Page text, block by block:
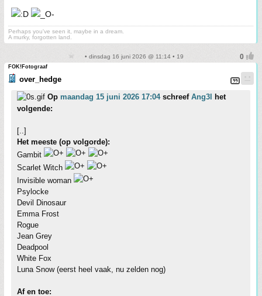
Perhaps you've seen it, maybe in a dream.
A murky, forgotten land.
• dinsdag 16 juni 2026 @ 11:14 • 19
FOK!Fotograaf
over_hedge
Op maandag 15 juni 2026 17:04schreef Ang3l
het
volgende:
[..]
Het meeste (op volgorde):
Gambit
Scarlet Witch
Invisible woman
Psylocke
Devil Dinosaur
Emma Frost
Rogue
Jean Grey
Deadpool
White Fox
Luna Snow (eerst heel vaak, nu zelden nog)
Af en toe: